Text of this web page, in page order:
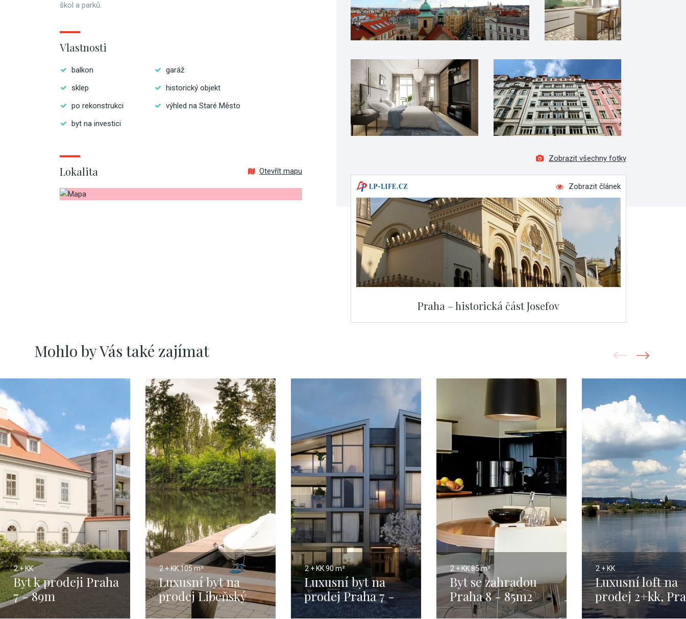
Zobrazit všechny fotky
Zobrazit článek
Praha – historická část Josefov
škol a parků.
Vlastnosti
balkon
garáž
sklep
historický objekt
po rekonstrukci
výhled na Staré Město
byt na investici
Lokalita Otevřít mapu
Mohlo by Vás také zajímat
2 + KK
Byt k prodeji Praha
7 - 89m
2 + KK105 m²
Luxusní byt na
prodej Libeňský
ostrov - 105m
2 + KK90 m²
Luxusní byt na
prodej Praha 7 -
90m
2 + KK85 m²
Byt se zahradou
Praha 8 - 85m2
2 + KK
Luxusní loft na
prodej 2+kk,
Modřany - 101